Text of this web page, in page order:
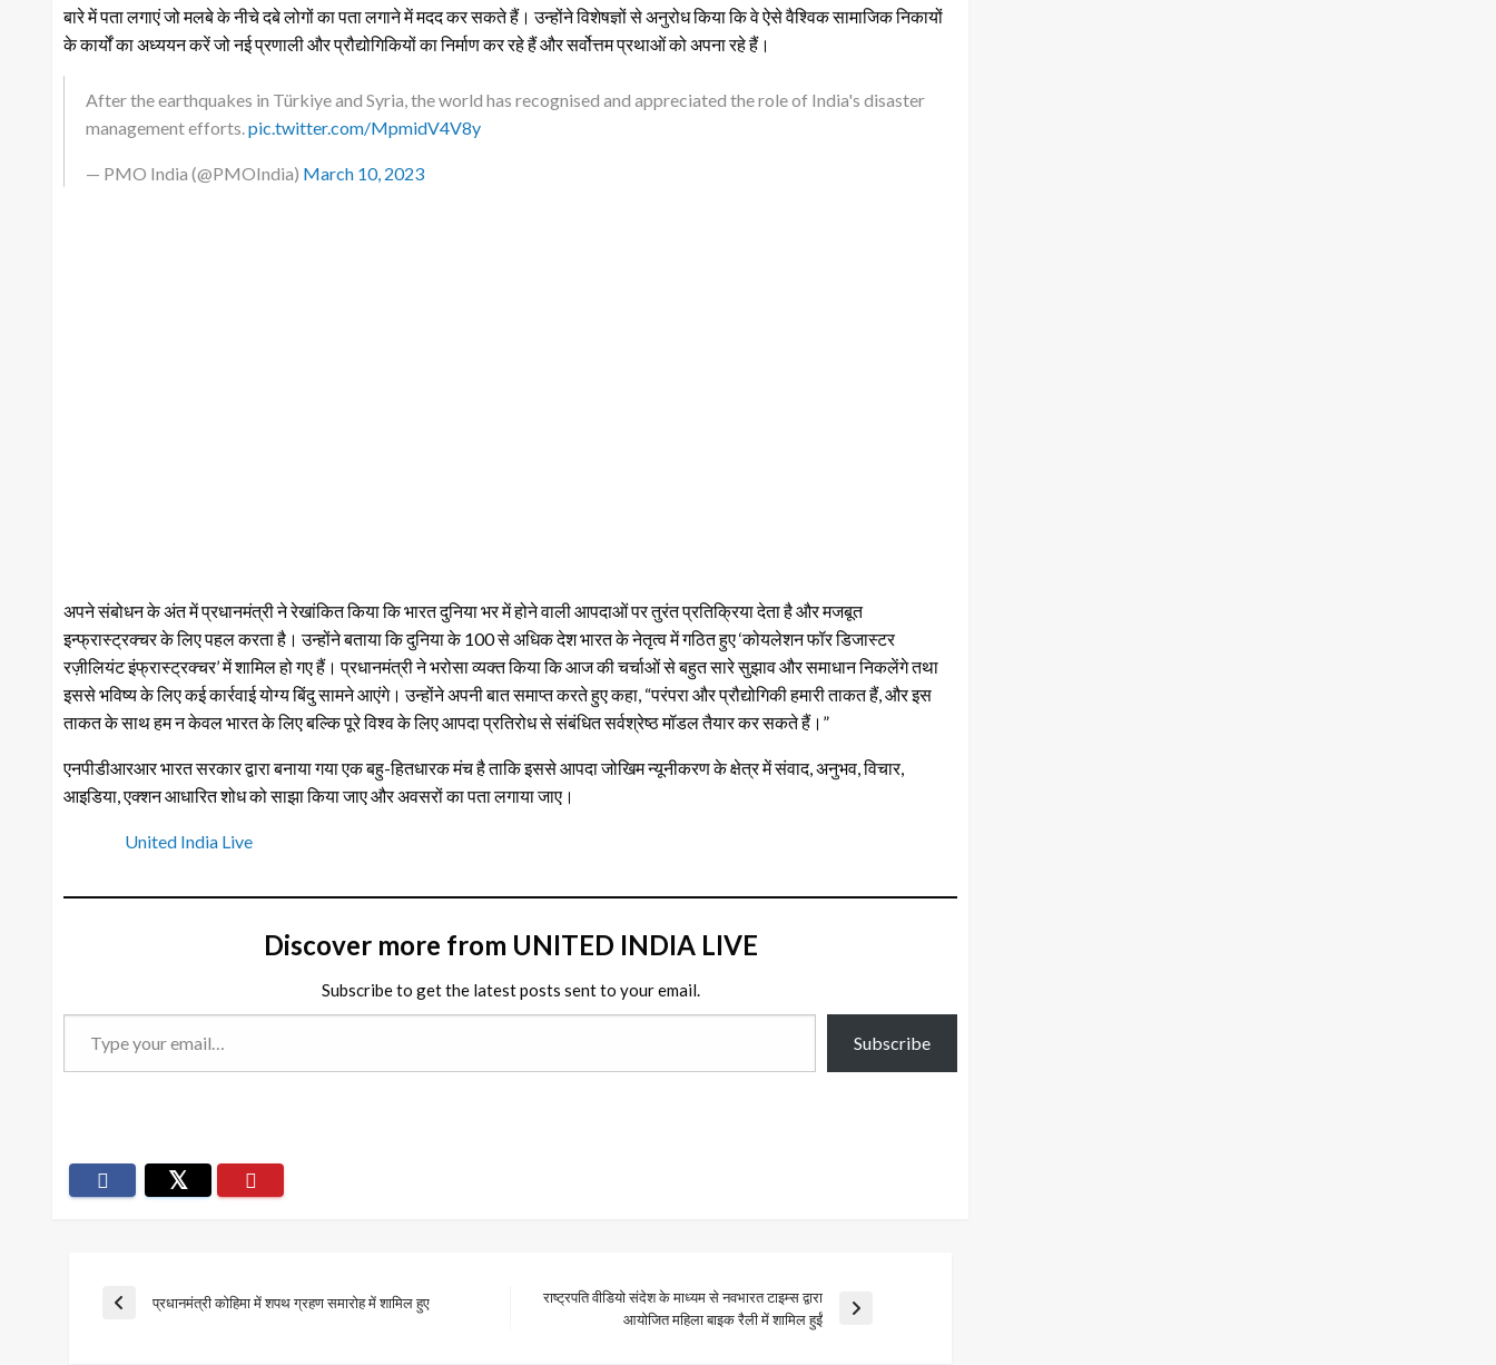
बारे में पता लगाएं जो मलबे के नीचे दबे लोगों का पता लगाने में मदद कर सकते हैं। उन्होंने विशेषज्ञों से अनुरोध किया कि वे ऐसे वैश्विक सामाजिक निकायों
के कार्यों का अध्ययन करें जो नई प्रणाली और प्रौद्योगिकियों का निर्माण कर रहे हैं और सर्वोत्तम प्रथाओं को अपना रहे हैं।
After the earthquakes in Türkiye and Syria, the world has recognised and appreciated the role of India's disaster
management efforts.pic.twitter.com/MpmidV4V8y
— PMO India (@PMOIndia) March 10, 2023
अपने संबोधन के अंत में प्रधानमंत्री ने रेखांकित किया कि भारत दुनिया भर में होने वाली आपदाओं पर तुरंत प्रतिक्रिया देता है और मजबूत
इन्फ्रास्ट्रक्चर के लिए पहल करता है। उन्होंने बताया कि दुनिया के 100 से अधिक देश भारत के नेतृत्व में गठित हुए ‘कोयलेशन फॉर डिजास्टर
रज़ीलियंट इंफ्रास्ट्रक्चर’ में शामिल हो गए हैं। प्रधानमंत्री ने भरोसा व्यक्त किया कि आज की चर्चाओं से बहुत सारे सुझाव और समाधान निकलेंगे तथा
इससे भविष्य के लिए कई कार्रवाई योग्य बिंदु सामने आएंगे। उन्होंने अपनी बात समाप्त करते हुए कहा, “परंपरा और प्रौद्योगिकी हमारी ताकत हैं, और इस
ताकत के साथ हम न केवल भारत के लिए बल्कि पूरे विश्व के लिए आपदा प्रतिरोध से संबंधित सर्वश्रेष्ठ मॉडल तैयार कर सकते हैं।”
एनपीडीआरआर भारत सरकार द्वारा बनाया गया एक बहु-हितधारक मंच है ताकि इससे आपदा जोखिम न्यूनीकरण के क्षेत्र में संवाद, अनुभव, विचार,
आइडिया, एक्शन आधारित शोध को साझा किया जाए और अवसरों का पता लगाया जाए।
United India Live
Discover more from UNITED INDIA LIVE
Subscribe to get the latest posts sent to your email.
Subscribe
Post
Previous
प्रधानमंत्री कोहिमा में शपथ ग्रहण समारोह में शामिल हुए
राष्ट्रपति वीडियो संदेश के माध्यम से नवभारत टाइम्स द्वारा
आयोजित महिला बाइक रैली में शामिल हुईं